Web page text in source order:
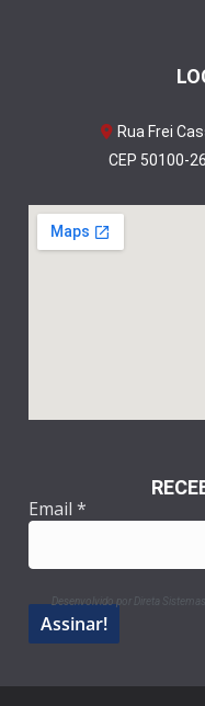
Rua Frei
CEP 50100-
Email *
Desenvolvido por Direta Sistemas